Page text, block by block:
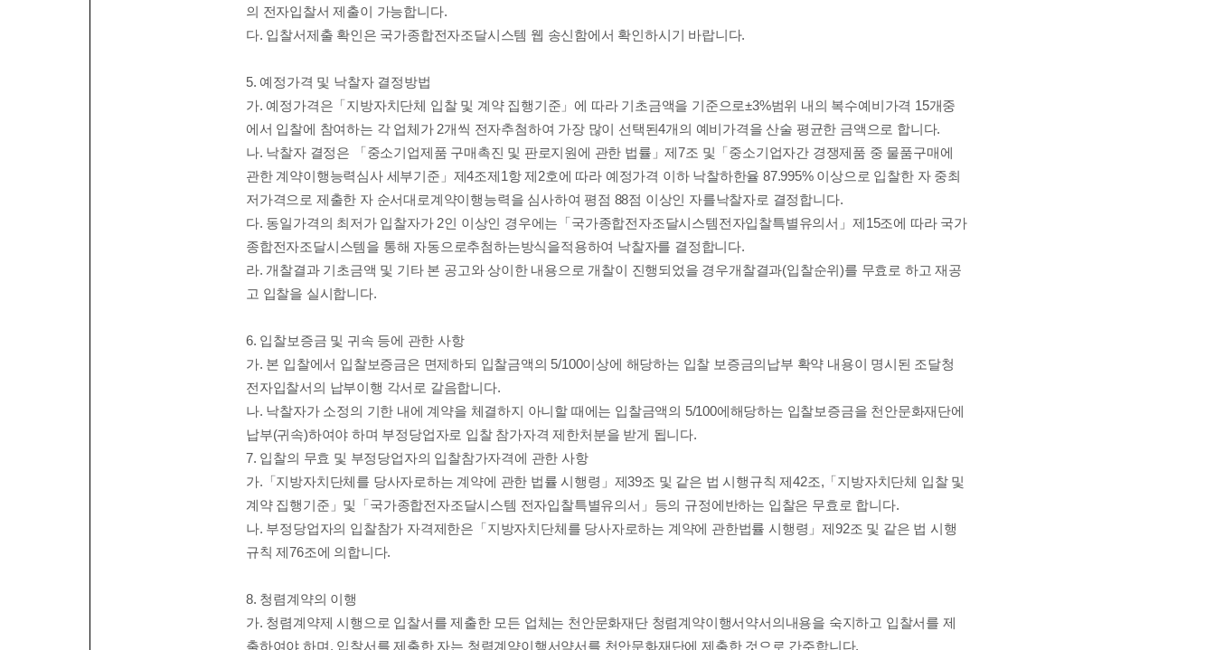
의 전자입찰서 제출이 가능합니다.
다. 입찰서제출 확인은 국가종합전자조달시스템 웹 송신함에서 확인하시기 바랍니다.
5. 예정가격 및 낙찰자 결정방법
가. 예정가격은 「 지방자치단체 입찰 및 계약 집행기준 」 에 따라 기초금액을 기준으로±3%범위 내의 복수예비가격 15개중
에서 입찰에 참여하는 각 업체가 2개씩 전자추첨하여 가장 많이 선택된4개의 예비가격을 산술 평균한 금액으로 합니다.
나. 낙찰자 결정은 「 중소기업제품 구매촉진 및 판로지원에 관한 법률 」제7조 및 「 중소기업자간 경쟁제품 중 물품구매에
관한 계약이행능력심사 세부기준 」 제4조제 1 항 제 2호에 따라 예정가격 이하 낙찰하한율 87.995% 이상으로 입찰한 자 중최
저가격으로 제출한 자 순서대로계약이행능력을 심사하여 평점 88점 이상인 자를낙찰자로 결정합니다.
다. 동일가격의 최저가 입찰자가 2인 이상인 경우에는 「 국가종합전자조달시스템전자입찰특별유의서 」 제 15조에 따라 국가
종합전자조달시스템을 통해 자동으로추첨하는방식을적용하여 낙찰자를 결정합니다.
라. 개찰결과 기초금액 및 기타 본 공고와 상이한 내용으로 개찰이 진행되었을 경우개찰결과(입찰순위)를 무효로 하고 재공
고 입찰을 실시합니다.
6. 입찰보증금 및 귀속 등에 관한 사항
가. 본 입찰에서 입찰보증금은 면제하되 입찰금액의 5/100이상에 해당하는 입찰 보증금의 납부 확약 내용이 명시된 조달청
전자입찰서의 납부이행 각서로 갈음합니다.
나. 낙찰자가 소정의 기한 내에 계약을 체결하지 아니할 때에는 입찰금액의 5/100에 해당하는 입찰보증금을 천안문화재단에
납부(귀속)하여야 하며 부정당업자로 입찰 참가자격 제한처분을 받게 됩니다.
7. 입찰의 무효 및 부정당업자의 입찰참가자격에 관한 사항
가. 「 지방자치단체를 당사자로하는 계약에 관한 법률 시행령 」 제39조 및 같은 법시행규칙 제42조, 「 지방자치단체 입찰 및
계약 집행기준 」 및 「 국가종합전자조달시스템 전자입찰특별유의서 」 등의 규정에 반하는 입찰은 무효로 합니다.
나. 부정당업자의 입찰참가 자격제한은 「 지방자치단체를 당사자로하는 계약에 관한법률 시행령 」제92조 및 같은 법 시행
규칙 제76조에 의합니다.
8. 청렴계약의 이행
가. 청렴계약제 시행으로 입찰서를 제출한 모든 업체는 천안문화재단 청렴계약이행서약서의 내용을 숙지하고 입찰서를 제
출하여야 하며 , 입찰서를 제출한 자는 청렴계약이행서약서를 천안문화재단에 제출한 것으로 간주합니다.